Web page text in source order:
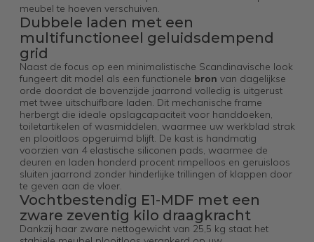
meubel te hoeven verschuiven.
Dubbele laden met een
multifunctioneel geluidsdempend
grid
Naast de focus op een minimalistische Scandinavische look
fungeert dit model als een functionele bron van dagelijkse
orde doordat de bovenzijde jaarrond volledig is uitgerust
met twee uitschuifbare laden. Dit mechanische frame
herbergt die ideale opslagcapaciteit voor handdoeken,
toiletartikelen of wasmiddelen, waarmee uw werkblad strak
en plooitloos opgeruimd blijft. De kast is handmatig
voorzien van 4 elastische siliconen pads, waarmee de
deuren en laden honderd procent rimpelloos en geruisloos
sluiten jaarrond zonder hinderlijke trillingen of klappen door
te geven aan de vloer.
Vochtbestendig E1-MDF met een
zware zeventig kilo draagkracht
Dankzij haar zware nettogewicht van 25,5 kg staat het